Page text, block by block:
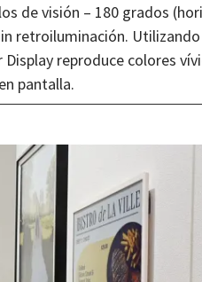
de visión – 180 grados
retroiluminación.
reproduce colores
pantalla.